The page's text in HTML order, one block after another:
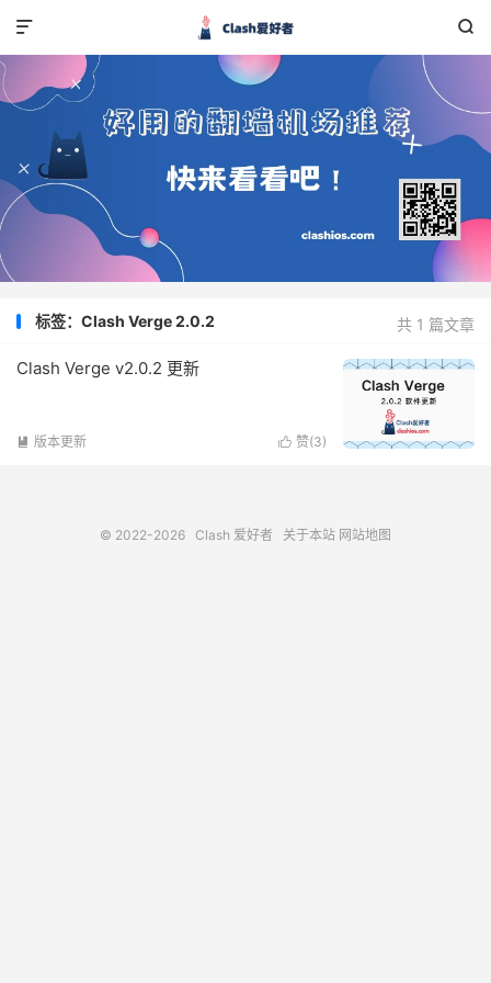


共 1 篇文章
标签：Clash Verge 2.0.2
Clash Verge v2.0.2 更新
 赞(3)
 版本更新
© 2022-2026 Clash 爱好者 关于本站 网站地图